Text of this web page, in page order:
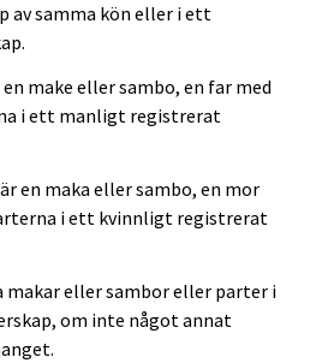
av samma kön eller i ett
make eller sambo, en far med
i ett manligt registrerat
en maka eller sambo, en mor
i ett kvinnligt registrerat
makar eller sambor eller parter i
om inte något annat